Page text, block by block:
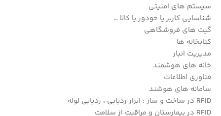
سیستم های امنیتی
شناسایی کاربر یا خودور یا کالا …
گیت های فروشگاهی
کتابخانه ها
مدیریت انبار
خانه های هوشمند
فناوری اطلاعات
سامانه های هوشند
RFID در ساخت و ساز : ابزار ردیابی ، ردیابی لوله
RFID در بیمارستان و مراقبت از سلامت